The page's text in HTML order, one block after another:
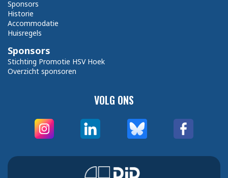
VOLG ONS
Sponsors
Historie
Accommodatie
Huisregels
Sponsors
Stichting Promotie HSV Hoek
Overzicht sponsoren